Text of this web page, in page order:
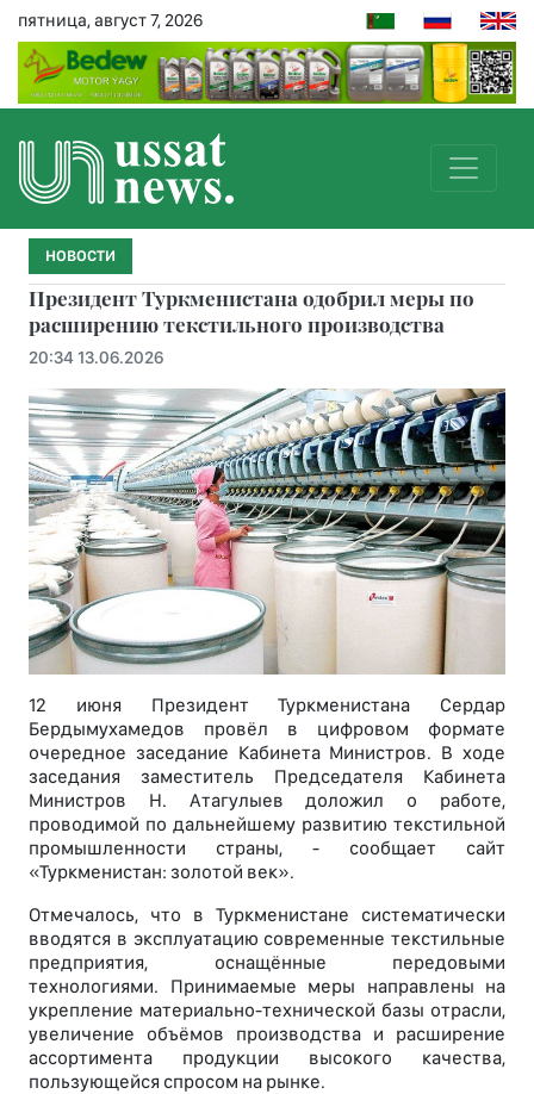
пятница, август 7, 2026
НОВОСТИ
Президент Туркменистана одобрил меры по
расширению текстильного производства
20:34 13.06.2026
12 июня Президент Туркменистана Сердар
Бердымухамедов провёл в цифровом формате
очередное заседание Кабинета Министров. В ходе
заседания заместитель Председателя Кабинета
Министров Н. Атагулыев доложил о работе,
проводимой по дальнейшему развитию текстильной
промышленности страны, - сообщает сайт
«Туркменистан: золотой век».
Отмечалось, что в Туркменистане систематически
вводятся в эксплуатацию современные текстильные
предприятия, оснащённые передовыми
технологиями. Принимаемые меры направлены на
укрепление материально-технической базы отрасли,
увеличение объёмов производства и расширение
ассортимента продукции высокого качества,
пользующейся спросом на рынке.